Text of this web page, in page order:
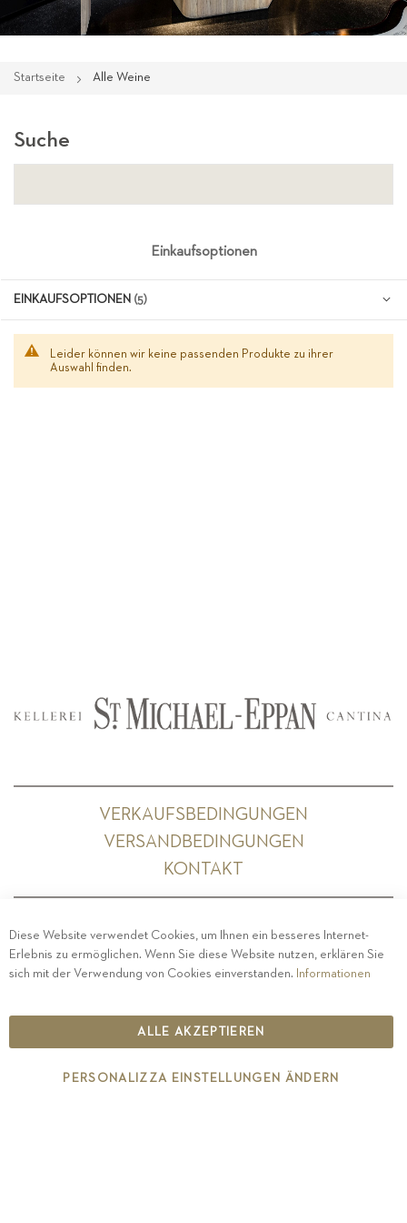
Startseite Alle Weine
Leider können wir keine passenden Produkte zu ihrer
Auswahl finden.
Suche
Einkaufsoptionen
EINKAUFSOPTIONEN
VERKAUFSBEDINGUNGEN
VERSANDBEDINGUNGEN
KONTAKT
PRIVACY-IMPRESSUM- COOKIE POLICY-
ETHISCHER KODEX
IT00126670215
Diese Website verwendet Cookies, um Ihnen ein besseres Internet-
Erlebnis zu ermöglichen. Wenn Sie diese Website nutzen, erklären Sie
sich mit der Verwendung von Cookies einverstanden. Informationen
ALLE AKZEPTIEREN
PERSONALIZZA EINSTELLUNGEN ÄNDERN